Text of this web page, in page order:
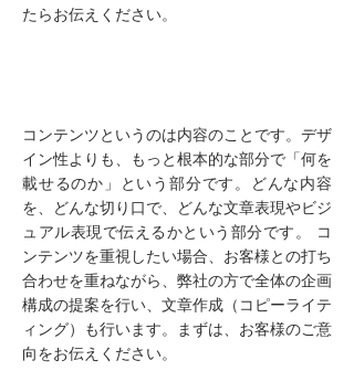
たらお伝えください。
コンテンツというのは内容のことです。デザ
イン性よりも、もっと根本的な部分で「何を
載せるのか」という部分です。どんな内容
を、どんな切り口で、どんな文章表現やビジ
ュアル表現で伝えるかという部分です。 コ
ンテンツを重視したい場合、お客様との打ち
合わせを重ねながら、弊社の方で全体の企画
構成の提案を行い、文章作成（コピーライテ
ィング）も行います。まずは、お客様のご意
向をお伝えください。